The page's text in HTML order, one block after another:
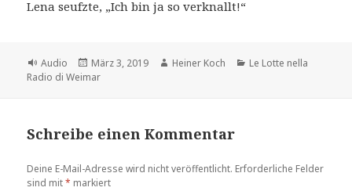
Lena seufzte, „Ich bin ja so verknallt!“
Format
Audio
Veröffentlicht
am
März 3, 2019 Autor
Heiner Koch Kategorien
Le Lotte nella
Radio di Weimar
Schreibe einen Kommentar
Deine E-Mail-Adresse wird nicht veröffentlicht. Erforderliche Felder
sind mit* markiert